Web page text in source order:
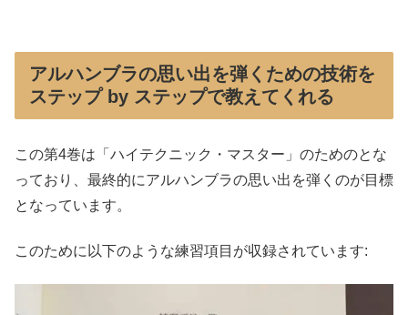
アルハンブラの思い出を弾くための技術を
ステップ by ステップで教えてくれる
この第4巻は「ハイテクニック・マスター」のためのとな
っており、最終的にアルハンブラの思い出を弾くのが目標
となっています。
このために以下のような練習項目が収録されています: